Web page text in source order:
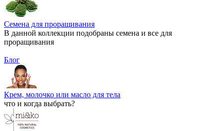
Семена для проращивания
В данной коллекции подобраны семена и все для
проращивания
Блог
Крем, молочко или масло для тела
что и когда выбрать?